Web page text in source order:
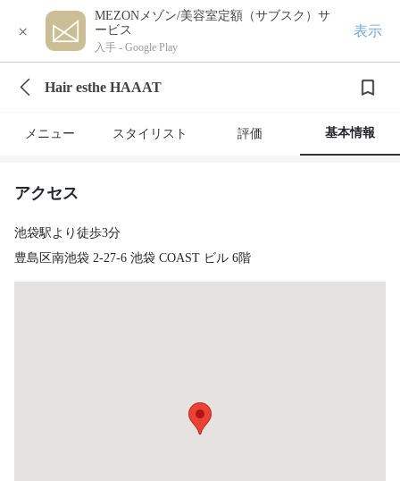
×
MEZONメゾン/美容室定額（サブスク）サ
ービス
入手 - Google Play
表示
Hair esthe HAAAT
メニュー スタイリスト 評価 基本情報
アクセス
池袋駅より徒歩3分
豊島区南池袋 2-27-6 池袋 COAST ビル 6階